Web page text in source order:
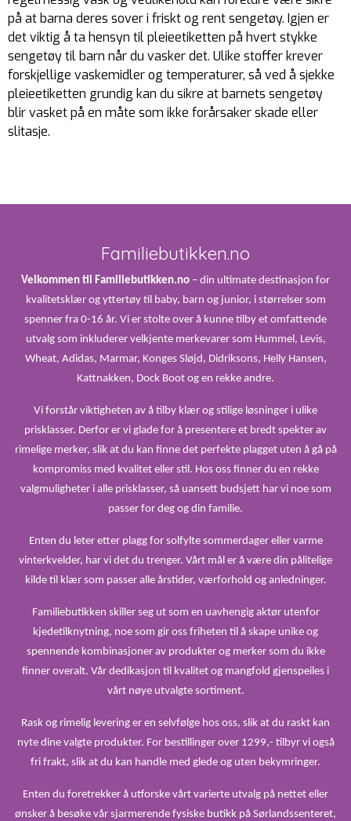
på at barna deres sover i friskt og rent sengetøy. Igjen er
det viktig å ta hensyn til pleieetiketten på hvert stykke
sengetøy til barn når du vasker det. Ulike stoffer krever
forskjellige vaskemidler og temperaturer, så ved å sjekke
pleieetiketten grundig kan du sikre at barnets sengetøy
blir vasket på en måte som ikke forårsaker skade eller
slitasje.
Familiebutikken.no
Velkommen til Familiebutikken.no – din ultimate destinasjon for
kvalitetsklær og yttertøy til baby, barn og junior, i størrelser som
spenner fra 0-16 år. Vi er stolte over å kunne tilby et omfattende
utvalg som inkluderer velkjente merkevarer som Hummel, Levis,
Wheat, Adidas, Marmar, Konges Sløjd, Didriksons, Helly Hansen,
Kattnakken, Dock Boot og en rekke andre.
Vi forstår viktigheten av å tilby klær og stilige løsninger i ulike
prisklasser. Derfor er vi glade for å presentere et bredt spekter av
rimelige merker, slik at du kan finne det perfekte plagget uten å gå på
kompromiss med kvalitet eller stil. Hos oss finner du en rekke
valgmuligheter i alle prisklasser, så uansett budsjett har vi noe som
passer for deg og din familie.
Enten du leter etter plagg for solfylte sommerdager eller varme
vinterkvelder, har vi det du trenger. Vårt mål er å være din pålitelige
kilde til klær som passer alle årstider, værforhold og anledninger.
Familiebutikken skiller seg ut som en uavhengig aktør utenfor
kjedetilknytning, noe som gir oss friheten til å skape unike og
spennende kombinasjoner av produkter og merker som du ikke
finner overalt. Vår dedikasjon til kvalitet og mangfold gjenspeiles i
vårt nøye utvalgte sortiment.
Rask og rimelig levering er en selvfølge hos oss, slik at du raskt kan
nyte dine valgte produkter. For bestillinger over 1299,- tilbyr vi også
fri frakt, slik at du kan handle med glede og uten bekymringer.
Enten du foretrekker å utforske vårt varierte utvalg på nettet eller
ønsker å besøke vår sjarmerende fysiske butikk på Sørlandssenteret,